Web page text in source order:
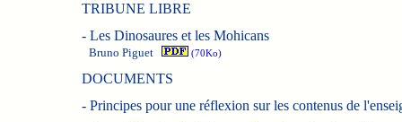
TRIBUNE LIBRE
- Les Dinosaures et les Mohicans
Bruno Piguet (70Ko)
DOCUMENTS
- Principes pour une réflexion sur les contenus de